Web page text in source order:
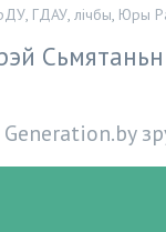
, ГДАУ, лічбы, Юры